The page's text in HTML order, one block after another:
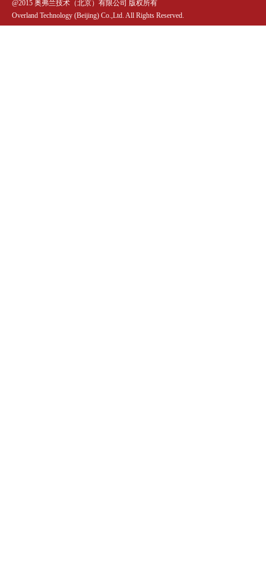
@2015 奥弗兰技术（北京）有限公司 版权所有
Overland Technology (Beijing) Co.,Ltd. All Rights Reserved.